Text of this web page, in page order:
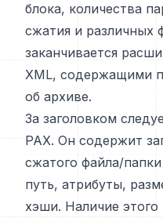
блока, количества
сжатия и различных
заканчивается
XML, содержащими
об архиве.
За заголовком
PAX. Он содержит
сжатого файла/
путь, атрибуты,
хэши. Наличие